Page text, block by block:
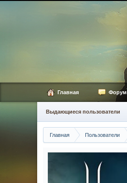
Главная Пользователи
Главная Форум
Выдающиеся пользователи